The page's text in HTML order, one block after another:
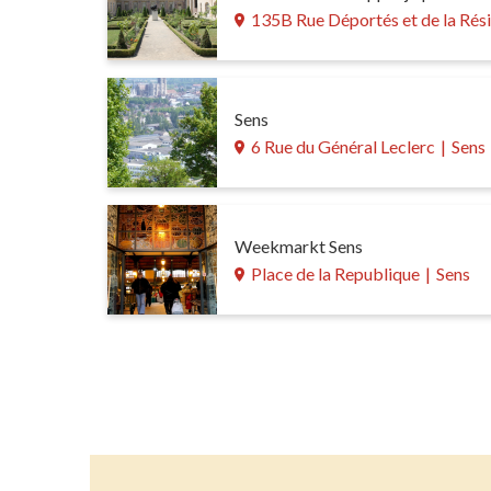
135B Rue Déportés et de la
Sens
6 Rue du Général Leclerc | Sens
Weekmarkt Sens
Place de la Republique | Sens